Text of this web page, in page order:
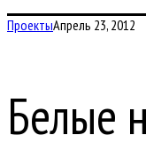
ПроектыАпрель 23, 2012
Белые